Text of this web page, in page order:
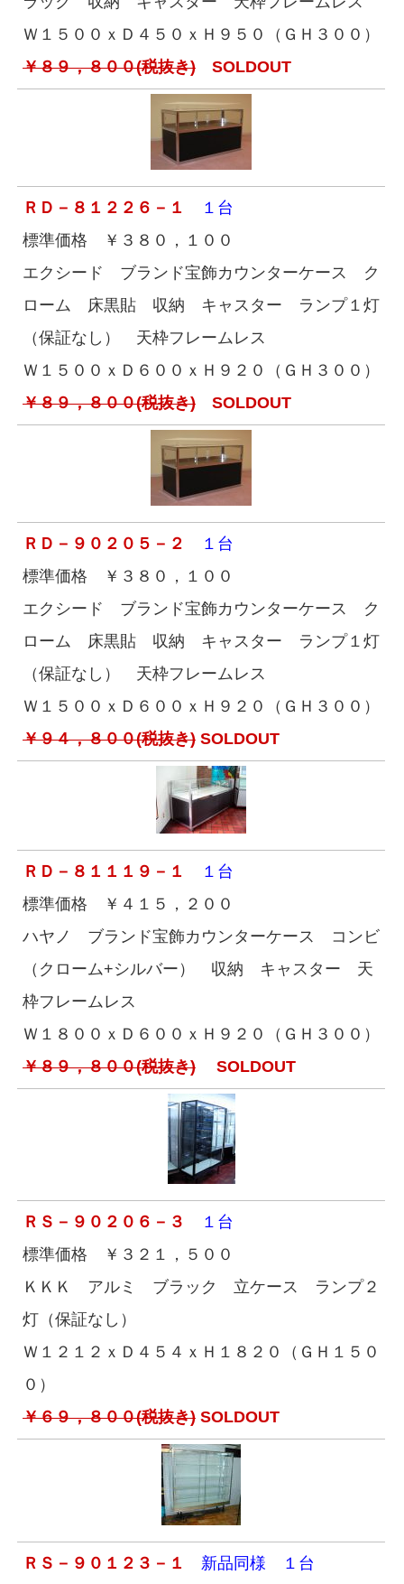
Ｗ１５００ｘＤ４５０ｘＨ９５０（ＧＨ３００）
￥８９，８００(税抜き) SOLDOUT
ＲＤ－８１２２６－１
１台
標準価格 ￥３８０，１００
エクシード ブランド宝飾カウンターケース ク
ローム 床黒貼 収納 キャスター ランプ１灯
（保証なし） 天枠フレームレス
Ｗ１５００ｘＤ６００ｘＨ９２０（ＧＨ３００）
￥８９，８００(税抜き) SOLDOUT
ＲＤ－９０２０５－２
１台
標準価格 ￥３８０，１００
エクシード ブランド宝飾カウンターケース ク
ローム 床黒貼 収納 キャスター ランプ１灯
（保証なし） 天枠フレームレス
Ｗ１５００ｘＤ６００ｘＨ９２０（ＧＨ３００）
￥９４，８００(税抜き) SOLDOUT
ＲＤ－８１１１９－１
１台
標準価格 ￥４１５，２００
ハヤノ ブランド宝飾カウンターケース コンビ
（クローム+シルバー） 収納 キャスター 天
枠フレームレス
Ｗ１８００ｘＤ６００ｘＨ９２０（ＧＨ３００）
￥８９，８００(税抜き) SOLDOUT
ＲＳ－９０２０６－３
１台
標準価格 ￥３２１，５００
ＫＫＫ アルミ ブラック 立ケース ランプ２
灯（保証なし）
Ｗ１２１２ｘＤ４５４ｘＨ１８２０（ＧＨ１５０
０）
￥６９，８００(税抜き) SOLDOUT
ＲＳ－９０１２３－１ 新品同様 １台